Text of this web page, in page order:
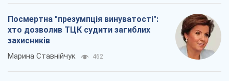
Посмертна "презумпція винуватості":
хто дозволив ТЦК судити загиблих
захисників
Марина Ставнійчук 462